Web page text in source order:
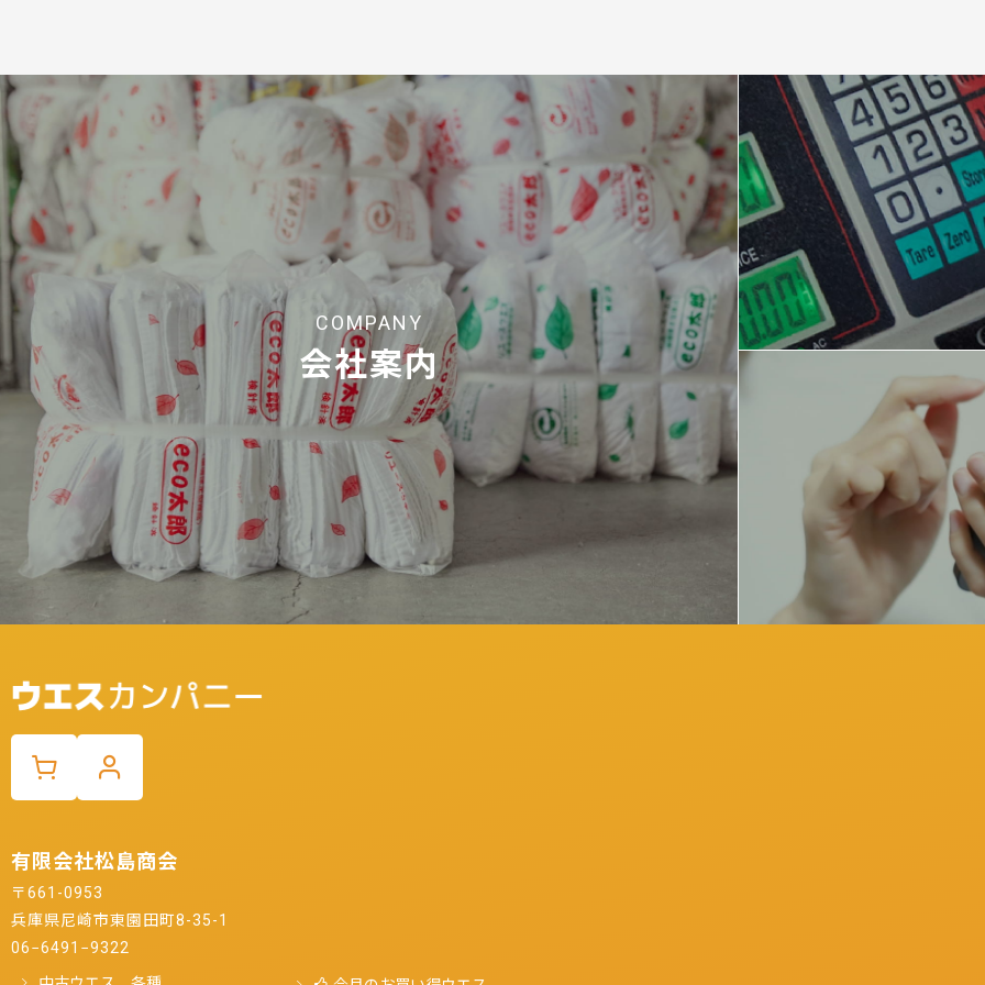
COMPANY
会社案内
有限会社松島商会
〒661-0953
兵庫県尼崎市東園田町8-35-1
06−6491−9322